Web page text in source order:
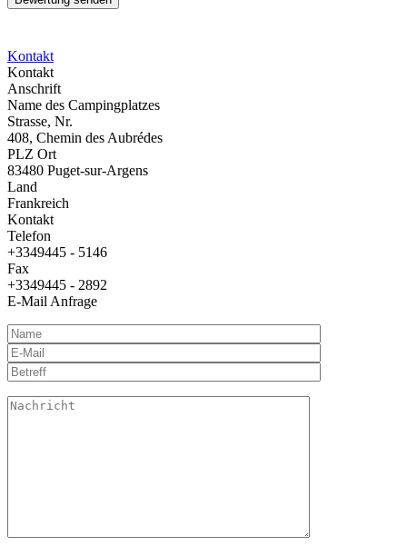
Kontakt
Kontakt
Anschrift
Name des Campingplatzes
Strasse, Nr.
408, Chemin des Aubrédes
PLZ Ort
83480 Puget-sur-Argens
Land
Frankreich
Kontakt
Telefon
+3349445 - 5146
Fax
+3349445 - 2892
E-Mail Anfrage